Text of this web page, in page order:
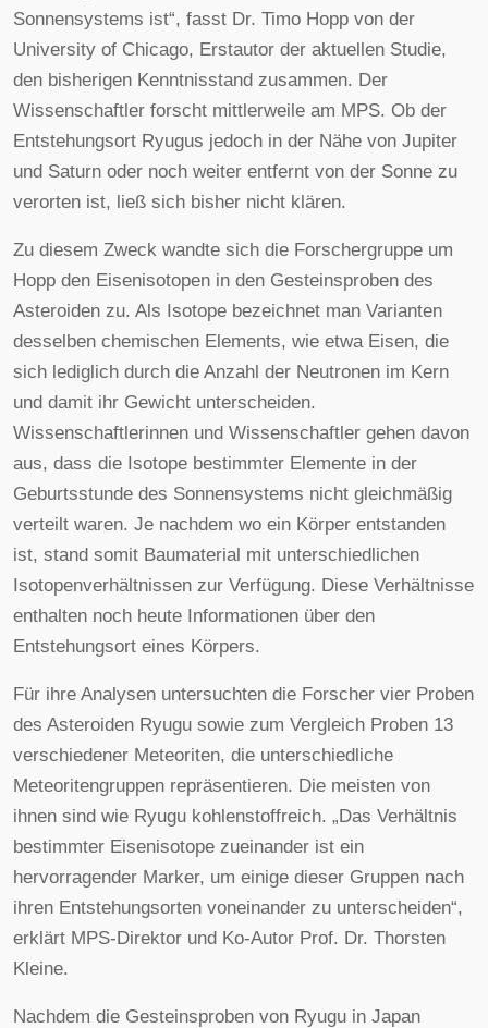
Sonnensystems ist“, fasst Dr. Timo Hopp von der
University of Chicago, Erstautor der aktuellen Studie,
den bisherigen Kenntnisstand zusammen. Der
Wissenschaftler forscht mittlerweile am MPS. Ob der
Entstehungsort Ryugus jedoch in der Nähe von Jupiter
und Saturn oder noch weiter entfernt von der Sonne zu
verorten ist, ließ sich bisher nicht klären.
Zu diesem Zweck wandte sich die Forschergruppe um
Hopp den Eisenisotopen in den Gesteinsproben des
Asteroiden zu. Als Isotope bezeichnet man Varianten
desselben chemischen Elements, wie etwa Eisen, die
sich lediglich durch die Anzahl der Neutronen im Kern
und damit ihr Gewicht unterscheiden.
Wissenschaftlerinnen und Wissenschaftler gehen davon
aus, dass die Isotope bestimmter Elemente in der
Geburtsstunde des Sonnensystems nicht gleichmäßig
verteilt waren. Je nachdem wo ein Körper entstanden
ist, stand somit Baumaterial mit unterschiedlichen
Isotopenverhältnissen zur Verfügung. Diese Verhältnisse
enthalten noch heute Informationen über den
Entstehungsort eines Körpers.
Für ihre Analysen untersuchten die Forscher vier Proben
des Asteroiden Ryugu sowie zum Vergleich Proben 13
verschiedener Meteoriten, die unterschiedliche
Meteoritengruppen repräsentieren. Die meisten von
ihnen sind wie Ryugu kohlenstoffreich. „Das Verhältnis
bestimmter Eisenisotope zueinander ist ein
hervorragender Marker, um einige dieser Gruppen nach
ihren Entstehungsorten voneinander zu unterscheiden“,
erklärt MPS-Direktor und Ko-Autor Prof. Dr. Thorsten
Kleine.
Nachdem die Gesteinsproben von Ryugu in Japan